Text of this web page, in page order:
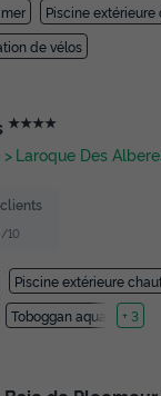
Piscine
de vélos
★★★★
Laroque Des
/10
Piscine extérieure
Toboggan aquatique
+ 3